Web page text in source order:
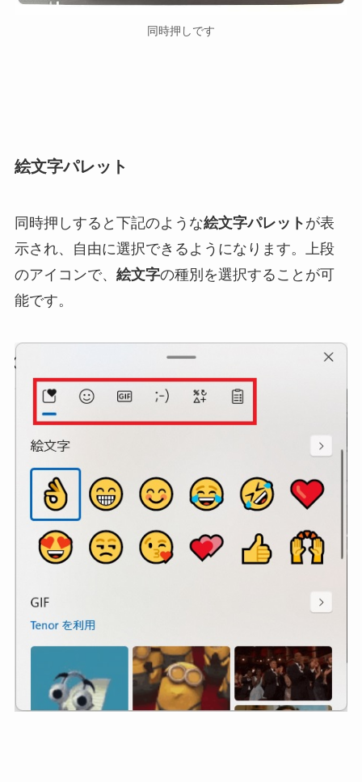
同時押しです
絵文字パレット
同時押しすると下記のような絵文字パレット が表
示され、自由に選択できるようになります。上段
のアイコンで、 絵文字の種別を選択することが可
能です。